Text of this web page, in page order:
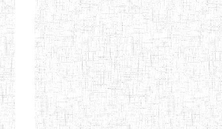
ENIEG DE
YAGOUA
31/08/2005 ENIEG
ENIEG DE
KAELE
01/09/1984 ENIEG
ENIEG DE
MORA
01/07/2000 ENIEG